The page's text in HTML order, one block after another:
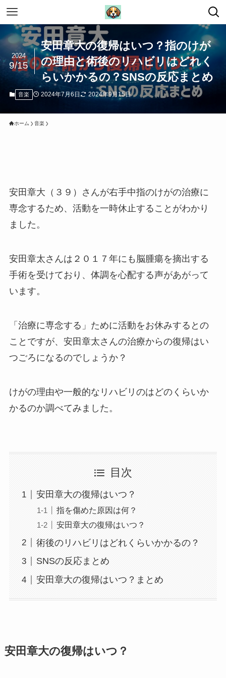
安田章大の復帰はいつ？指のけが
の理由と術後のリハビリはどれく
らいかかるの？SNSの反応まとめ
2024
9/15
音楽 2024年7月6日 2024年9月15日
ホーム 音楽
安田章大（３９）さんが右手中指のけがの治療に
専念するため、活動を一時休止することがわかり
ました。
安田章太さんは２０１７年にも脳腫瘍を摘出する
手術を受けており、体調を心配する声があがって
います。
「治療に専念する」ために活動をお休みするとの
ことですが、安田章太さんの治療からの復帰はい
つごろになるのでしょうか？
けがの理由や一般的なリハビリのはどのくらいか
かるのか調べてみました。
目次
安田章大の復帰はいつ？
指を傷めた原因は何？
安田章大の復帰はいつ？
術後のリハビリはどれくらいかかるの？
SNSの反応まとめ
安田章大の復帰はいつ？まとめ
安田章大の復帰はいつ？